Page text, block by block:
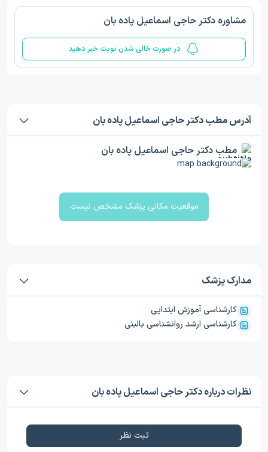
مشاوره دکتر حاجی اسماعیل پاده بان
در صورت خالی شدن نوبت خبر دهید
آدرس مطب دکتر حاجی اسماعیل پاده بان
مطب دکتر حاجی اسماعیل پاده بان
موقعیت مکانی پزشک مشخص نیست
مدارک پزشک
کارشناسی آموزش ابتدایی
کارشناسی ارشد روانشناسی بالینی
نظرات درباره دکتر حاجی اسماعیل پاده بان
ثبت نظر